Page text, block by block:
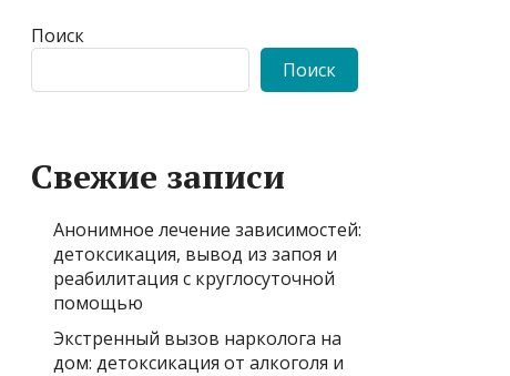
Поиск
Поиск
Свежие записи
Анонимное лечение зависимостей:
детоксикация, вывод из запоя и
реабилитация с круглосуточной
помощью
Экстренный вызов нарколога на
дом: детоксикация от алкоголя и